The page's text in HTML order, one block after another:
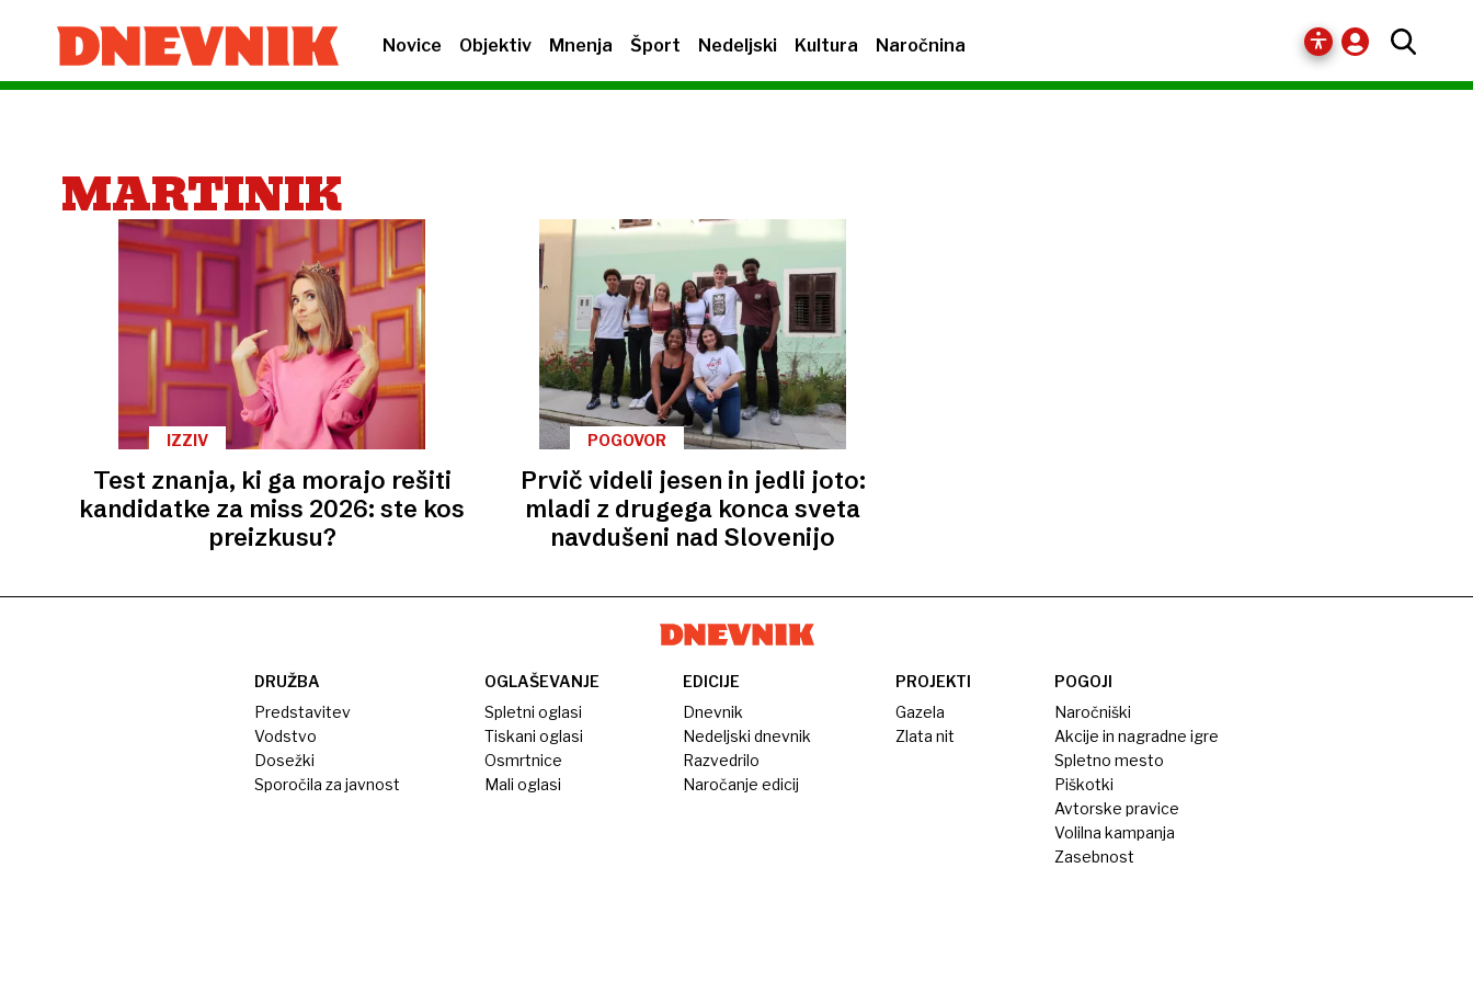
Novice Objektiv Mnenja Šport Nedeljski Kultura Naročnina
MARTINIK
IZZIV
Test znanja, ki ga morajo rešiti
kandidatke za miss 2026: ste kos
preizkusu?
POGOVOR
Prvič videli jesen in jedli joto:
mladi z drugega konca sveta
navdušeni nad Slovenijo
DRUŽBA
Predstavitev
Vodstvo
Dosežki
Sporočila za javnost
OGLAŠEVANJE
Spletni oglasi
Tiskani oglasi
Osmrtnice
Mali oglasi
EDICIJE
Dnevnik
Nedeljski dnevnik
Razvedrilo
Naročanje edicij
PROJEKTI
Gazela
Zlata nit
POGOJI
Naročniški
Akcije in nagradne igre
Spletno mesto
Piškotki
Avtorske pravice
Volilna kampanja
Zasebnost